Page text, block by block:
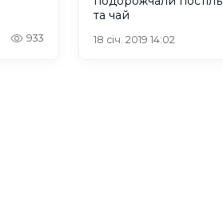
933
та чай
18 січ. 2019 14:02